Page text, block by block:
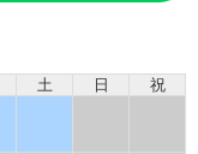
土 日 祝